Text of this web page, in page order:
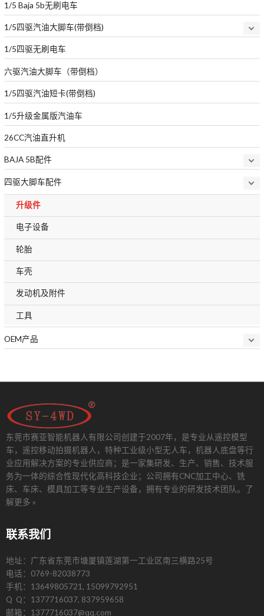
1/5 Baja 5b无刷电车
1/5四驱汽油大脚车(带倒档)
1/5四驱无刷电车
六驱汽油大脚车（带倒档）
1/5四驱汽油短卡(带倒档)
1/5升级金属版汽油车
26CC汽油直升机
BAJA 5B配件
四驱大脚车配件
升级件
电子设备
轮胎
车壳
发动机及附件
工具
OEM产品
东莞市赛亚智能机器人有限公司创建于2007年，是专业从遥控模型
车，遥控移动拍摄机器人，特种工业级小型无人车，机器人底盘等行
业应用解决方案的专业供应商；是一家集研发、生产、销售、技术服
务为一体的综合性现代化高科技企业；公司拥有CNC加工中心、铣
床、车床、模具加工等专业生产设备，拥有专业的研发技术团队。 了
解更多 »
联系我们
地址：广东省东莞市塘厦镇莲湖第一工业区南三横路25号
电话：0769-82038773
手机：13649805721, 15099792951
Q Q：1377716037, 837959658
邮箱：1377716037@qq.com